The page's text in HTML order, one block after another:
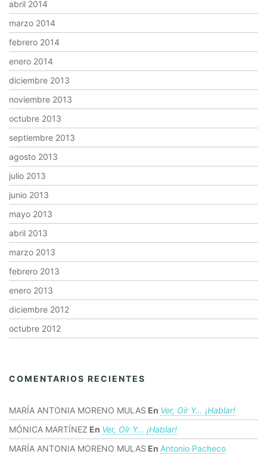
abril 2014
marzo 2014
febrero 2014
enero 2014
diciembre 2013
noviembre 2013
octubre 2013
septiembre 2013
agosto 2013
julio 2013
junio 2013
mayo 2013
abril 2013
marzo 2013
febrero 2013
enero 2013
diciembre 2012
octubre 2012
COMENTARIOS RECIENTES
MARÍA ANTONIA MORENO MULAS En Ver, Oír Y… ¡hablar!
MÓNICA MARTÍNEZ En Ver, Oír Y… ¡hablar!
MARÍA ANTONIA MORENO MULAS En Antonio Pacheco